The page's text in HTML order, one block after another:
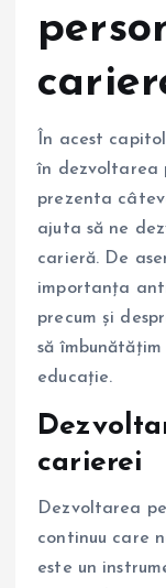
În acest
în dezvoltarea
prezenta
ajuta să ne
carieră. De
importanța
precum și
să
educație.
carierei
Dezvoltarea
continuu care
este un